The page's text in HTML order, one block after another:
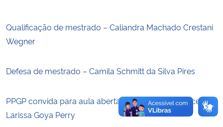
Secretaria de Governo
Gabinete de Segurança Institucional
Banco Central do Brasil
Qualificação de mestrado – Caliandra Machado Crestani
Wegner
Defesa de mestrado – Camila Schmitt da Silva Pires
PPGP convida para aula aberta ministrada pela discente
Larissa Goya Perry